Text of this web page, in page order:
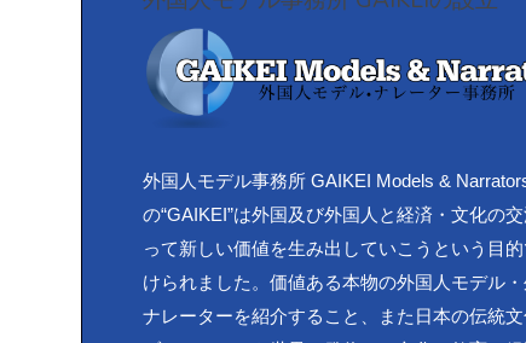
外国人モデル事務所 GAIKEI Models &
の“GAIKEI”は外国及び外国人と経済・文化の交
って新しい価値を生み出していこうという目
けられました。価値ある本物の外国人モデル・
ナレーターを紹介すること、また日本の伝統